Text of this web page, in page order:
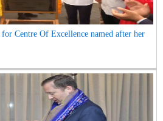
Centre Of Excellence named after her